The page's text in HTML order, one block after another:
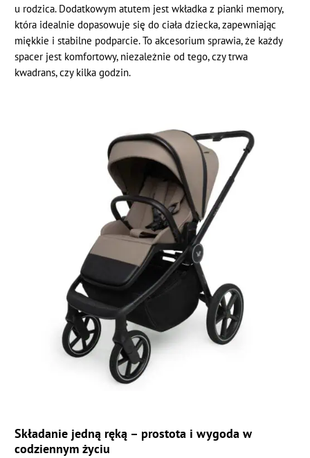
u rodzica. Dodatkowym atutem jest wkładka z pianki memory,
która idealnie dopasowuje się do ciała dziecka, zapewniając
miękkie i stabilne podparcie. To akcesorium sprawia, że każdy
spacer jest komfortowy, niezależnie od tego, czy trwa
kwadrans, czy kilka godzin.
Składanie jedną ręką – prostota i wygoda w
codziennym życiu